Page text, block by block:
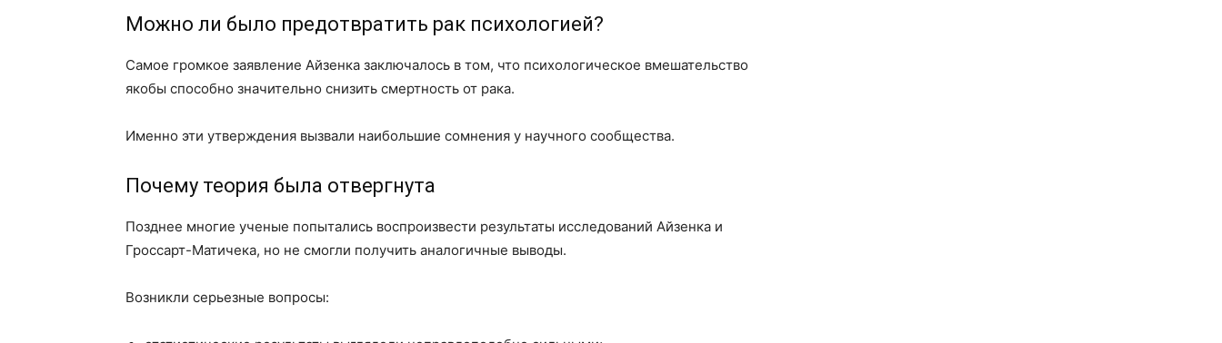
Можно ли было предотвратить рак психологией?
Самое громкое заявление Айзенка заключалось в том, что психологическое вмешательство
якобы способно значительно снизить смертность от рака.
Именно эти утверждения вызвали наибольшие сомнения у научного сообщества.
Почему теория была отвергнута
Позднее многие ученые попытались воспроизвести результаты исследований Айзенка и
Гроссарт-Матичека, но не смогли получить аналогичные выводы.
Возникли серьезные вопросы: